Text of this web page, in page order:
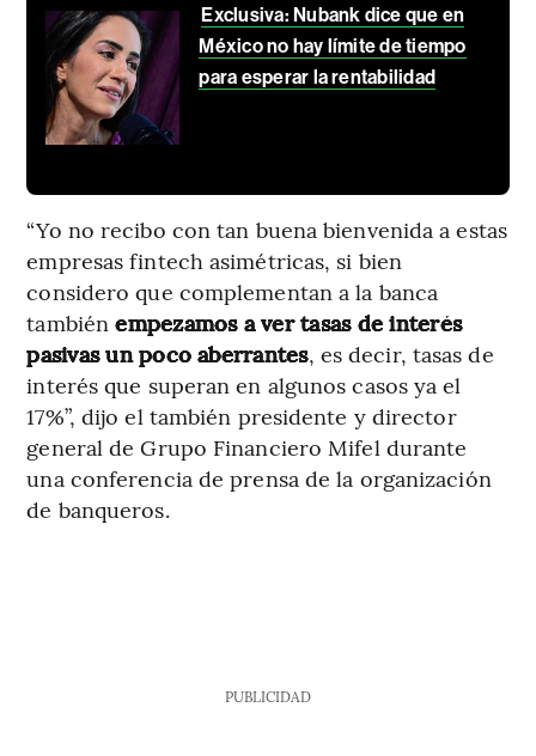
Exclusiva: Nubank dice que en
México no hay límite de tiempo
para esperar la rentabilidad
“Yo no recibo con tan buena bienvenida a estas
empresas fintech asimétricas, si bien
considero que complementan a la banca
también empezamos a ver tasas de interés
pasivas un poco aberrantes, es decir, tasas de
interés que superan en algunos casos ya el
17%”, dijo el también presidente y director
general de Grupo Financiero Mifel durante
una conferencia de prensa de la organización
de banqueros.
PUBLICIDAD